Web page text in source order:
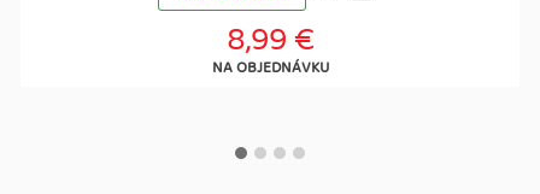
8,99 €
NA OBJEDNÁVKU